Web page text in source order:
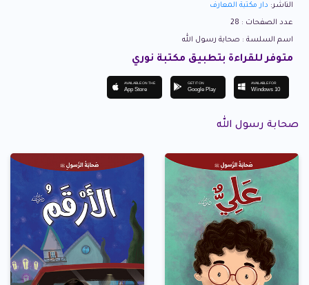
الناشر: دار مكتبة المعارف
عدد الصفحات : 28
اسم السلسة : صحابة رسول الله
متوفر للقراءة بتطبيق مكتبة نوري
AVAILABLE ON THE
App Store
GET IT ON
Google Play
AVAILABLE FOR
Windows 10
صحابة رسول الله